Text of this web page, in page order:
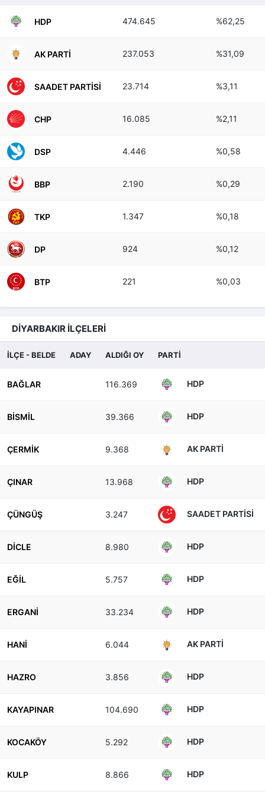
HDP 474.645 %62,25
AK PARTI 237.053 %31,09
SAADET PARTISI 23.714 %3,11
CHP 16.085 %2,11
DSP 4.446 %0,58
BBP 2.190 %0,29
TKP 1.347 %0,18
DP 924 %0,12
BTP 221 %0,03
DİYARBAKIR İLÇELERİ
İLÇE - BELDE ADAY ALDIĞI OY PARTİ
BAĞLAR 116.369 HDP
BİSMİL 39.366 HDP
ÇERMİK 9.368 AK PARTI
ÇINAR 13.968 HDP
ÇÜNGÜŞ 3.247 SAADET PARTISI
DİCLE 8.980 HDP
EĞİL 5.757 HDP
ERGANİ 33.234 HDP
HANİ 6.044 AK PARTI
HAZRO 3.856 HDP
KAYAPINAR 104.690 HDP
KOCAKÖY 5.292 HDP
KULP 8.866 HDP